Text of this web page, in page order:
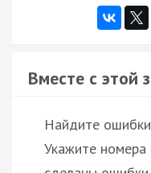
Вместе с этой
Найдите
Укажите